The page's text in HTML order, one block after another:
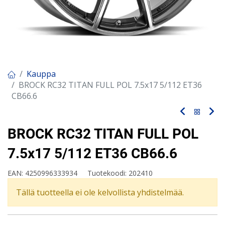
Kauppa
BROCK RC32 TITAN FULL POL 7.5x17 5/112 ET36
CB66.6
BROCK RC32 TITAN FULL POL
7.5x17 5/112 ET36 CB66.6
EAN: 4250996333934 Tuotekoodi: 202410
Tällä tuotteella ei ole kelvollista yhdistelmää.